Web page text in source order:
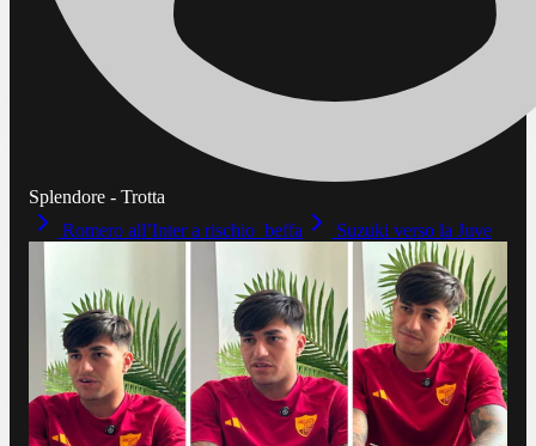
Splendore - Trotta
Romero all’Inter a rischio beffa
Suzuki verso la Juve